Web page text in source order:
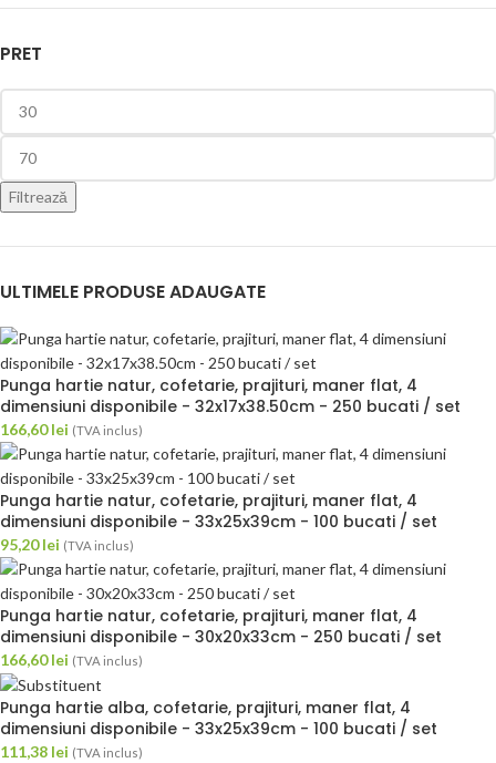
PRET
Filtrează
ULTIMELE PRODUSE ADAUGATE
Punga hartie natur, cofetarie, prajituri, maner flat, 4
dimensiuni disponibile - 32x17x38.50cm - 250 bucati / set
166,60lei (TVA inclus)
Punga hartie natur, cofetarie, prajituri, maner flat, 4
dimensiuni disponibile - 33x25x39cm - 100 bucati / set
95,20lei (TVA inclus)
Punga hartie natur, cofetarie, prajituri, maner flat, 4
dimensiuni disponibile - 30x20x33cm - 250 bucati / set
166,60lei (TVA inclus)
Punga hartie alba, cofetarie, prajituri, maner flat, 4
dimensiuni disponibile - 33x25x39cm - 100 bucati / set
111,38 lei (TVA inclus)